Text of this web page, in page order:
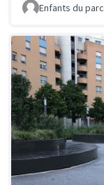
Enfants du parc